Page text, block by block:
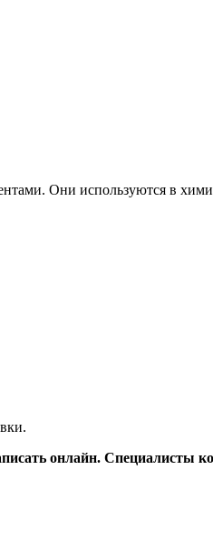
Они используются в
онлайн. Специалисты